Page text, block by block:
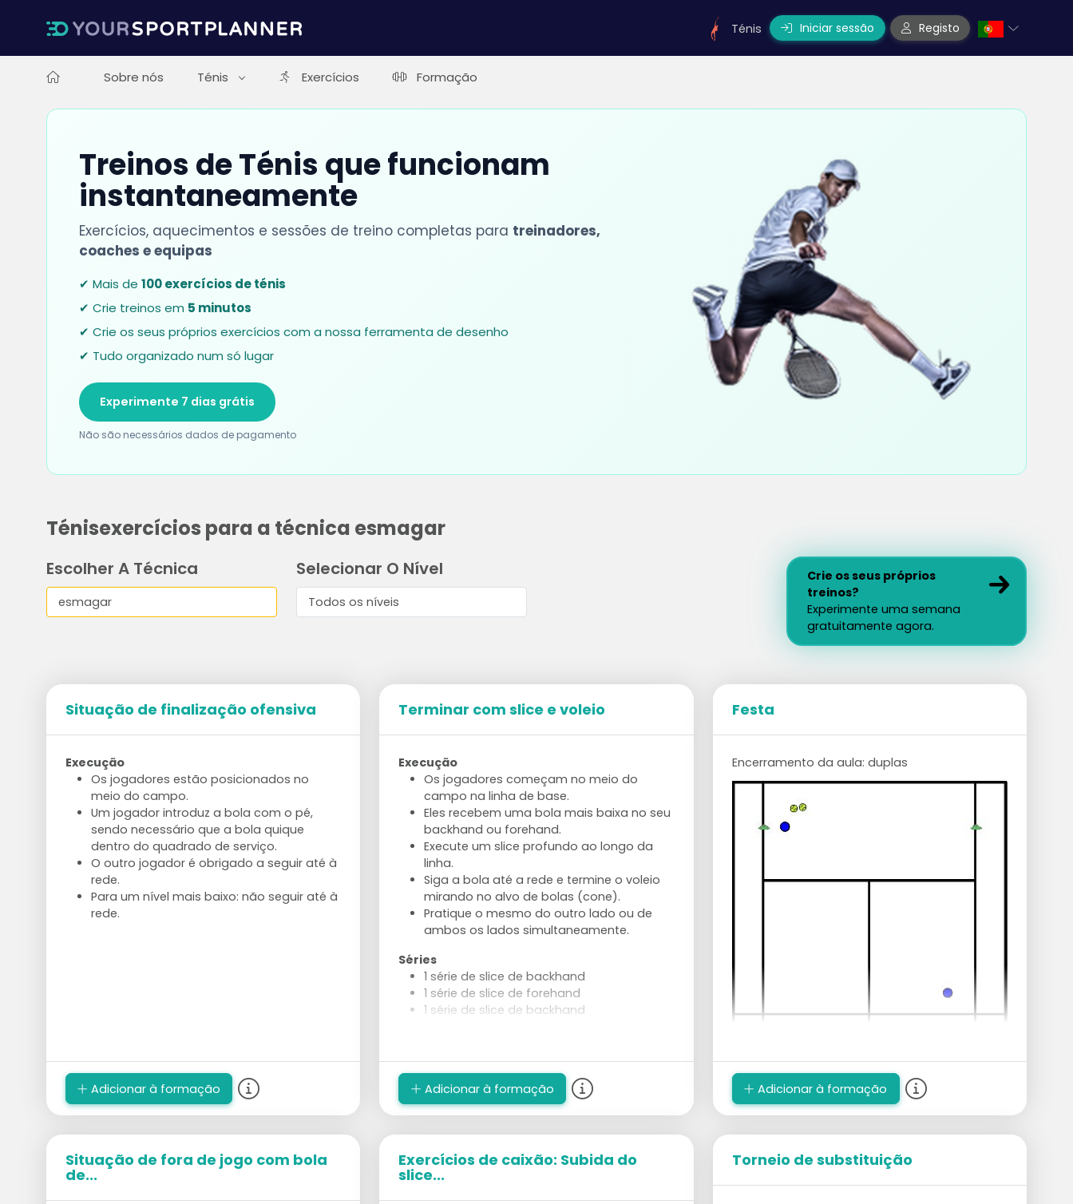
Ténis Iniciar sessão Registo
Sobre nós Ténis Exercícios Formação
Treinos de Ténis que funcionam
instantaneamente
Exercícios, aquecimentos e sessões de treino completas para treinadores,
coaches e equipas
✔ Mais de 100 exercícios de ténis
✔ Crie treinos em 5 minutos
✔ Crie os seus próprios exercícios com a nossa ferramenta de desenho
✔ Tudo organizado num só lugar
Experimente 7 dias grátis
Não são necessários dados de pagamento
Ténisexercícios para a técnica esmagar
Escolher A Técnica Selecionar O Nível
Crie os seus próprios
treinos?
Experimente uma semana
gratuitamente agora.
Situação de finalização ofensiva
Execução
Os jogadores estão posicionados no
meio do campo.
Um jogador introduz a bola com o pé,
sendo necessário que a bola quique
dentro do quadrado de serviço.
O outro jogador é obrigado a seguir até à
rede.
Para um nível mais baixo: não seguir até à
rede.
Adicionar à formação
Terminar com slice e voleio
Execução
Os jogadores começam no meio do
campo na linha de base.
Eles recebem uma bola mais baixa no seu
backhand ou forehand.
Execute um slice profundo ao longo da
linha.
Siga a bola até a rede e termine o voleio
mirando no alvo de bolas (cone).
Pratique o mesmo do outro lado ou de
ambos os lados simultaneamente.
Séries
1 série de slice de backhand
1 série de slice de forehand
1 série de slice de backhand
Adicionar à formação
Festa
Encerramento da aula: duplas
Adicionar à formação
Situação de fora de jogo com bola
de...
Exercícios de caixão: Subida do
slice...
Torneio de substituição